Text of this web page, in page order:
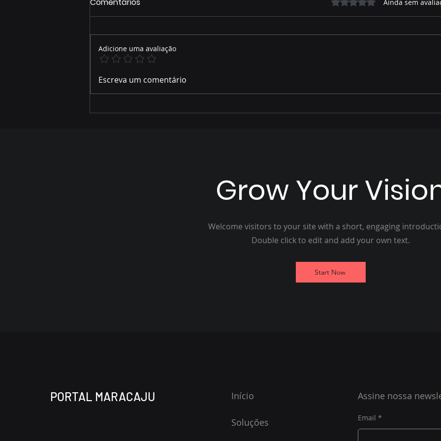
ZONEAMENTO AMBIENTAL
DO RIO SALOBRA MOBILIZA
parte de sua trajetória de
ano
Avaliado com 0 de 5 estrelas.
Ainda sem
Adicione uma avaliação
Escreva um comentário
Grow Your
Welcome visitors to your site with a short, engaging
Double click to edit and add your own text.
Start Now
PORTAL MARACAJU Início
Soluções
Assine nossa
Email